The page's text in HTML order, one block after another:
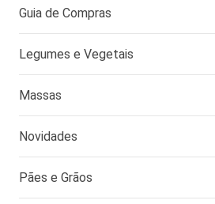
Guia de Compras
Legumes e Vegetais
Massas
Novidades
Pães e Grãos